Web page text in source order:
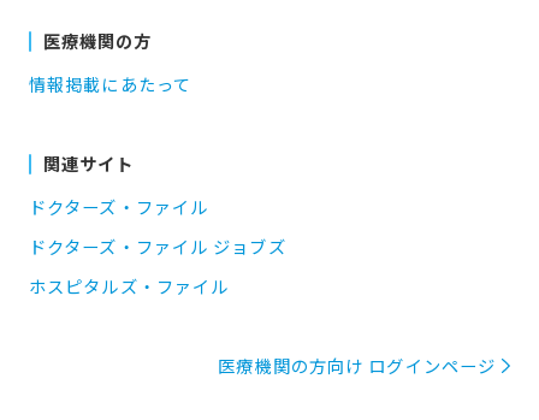
医療機関の方
情報掲載にあたって
関連サイト
ドクターズ・ファイル
ドクターズ・ファイル ジョブズ
ホスピタルズ・ファイル
医療機関の方向け ログインページ